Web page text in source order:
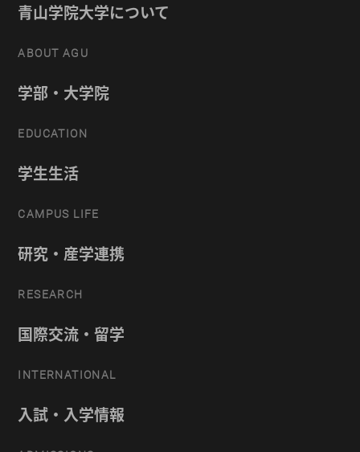
青山学院大学について
ABOUT AGU
学部・大学院
EDUCATION
学生生活
CAMPUS LIFE
研究・産学連携
RESEARCH
国際交流・留学
INTERNATIONAL
入試・入学情報